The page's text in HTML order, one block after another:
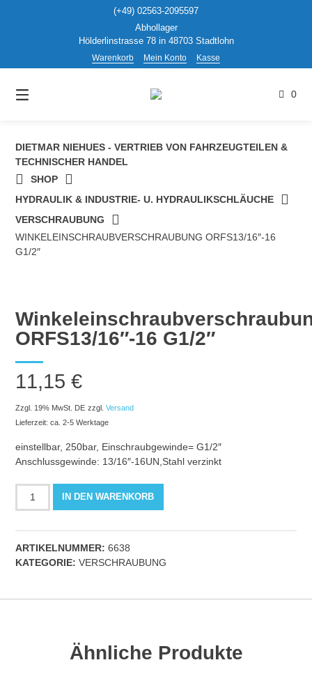
(+49) 02563-2095597
Abhollager
Hölderlinstrasse 78 in 48703 Stadtlohn
Warenkorb Mein Konto Kasse
0
DIETMAR NIEHUES - VERTRIEB VON FAHRZEUGTEILEN &
TECHNISCHER HANDEL
SHOP
HYDRAULIK & INDUSTRIE- U. HYDRAULIKSCHLÄUCHE
VERSCHRAUBUNG
WINKELEINSCHRAUBVERSCHRAUBUNG ORFS13/16″-16
G1/2″
ORFS13/16″-16 G1/2″
11,15€
Zzgl. 19% MwSt. DE zzgl.Versand
Lieferzeit: ca. 2-5 Werktage
einstellbar, 250bar, Einschraubgewinde= G1/2″
Anschlussgewinde: 13/16″-16UN,Stahl verzinkt
Menge
IN DEN WARENKORB
ARTIKELNUMMER: 6638
KATEGORIE: VERSCHRAUBUNG
Ähnliche Produkte